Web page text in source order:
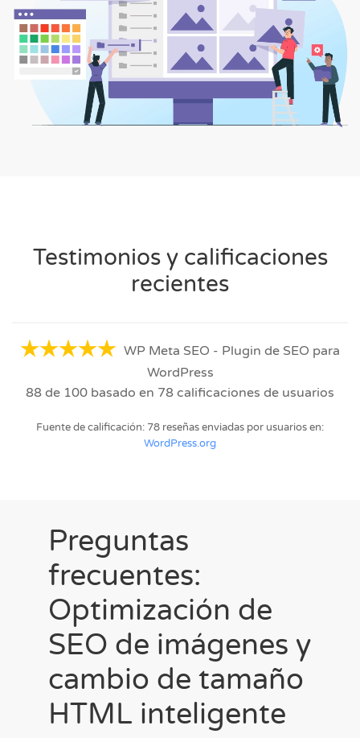
Testimonios y calificaciones
recientes
WP Meta SEO - Plugin de SEO para
WordPress
88 de 100 basado en 78 calificaciones de usuarios
Fuente de calificación: 78 reseñas enviadas por usuarios en:
WordPress.org
Preguntas
frecuentes:
Optimización de
SEO de imágenes y
cambio de tamaño
HTML inteligente